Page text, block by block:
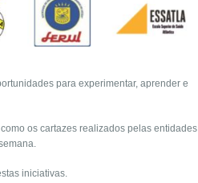
para experimentar, aprender e
os cartazes realizados pelas entidades
iniciativas.